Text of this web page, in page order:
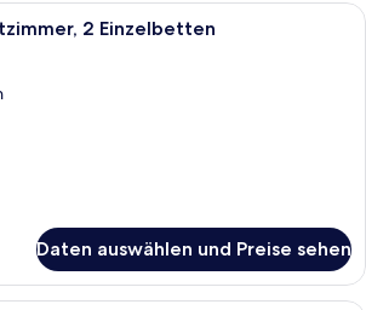
Ein Schlafzimmer mit einem Bett,
2 Einzelbetten
Daten auswählen und Preise sehen